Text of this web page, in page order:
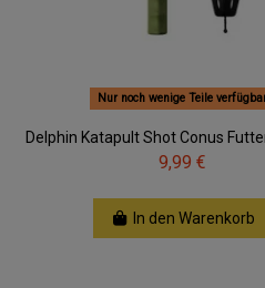
Nur noch wenige Teile
Delphin Katapult Shot Conus
9,99 €
In den Warenkorb